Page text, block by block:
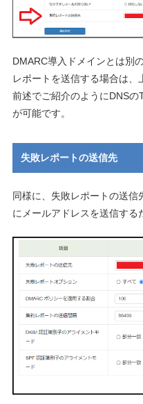
DMARC導入ドメインとは別
レポートを送信する場合は
前述でご紹介のようにDNS
が可能です。
失敗レポートの送信先
同様に、失敗レポートの送
にメールアドレスを送信する